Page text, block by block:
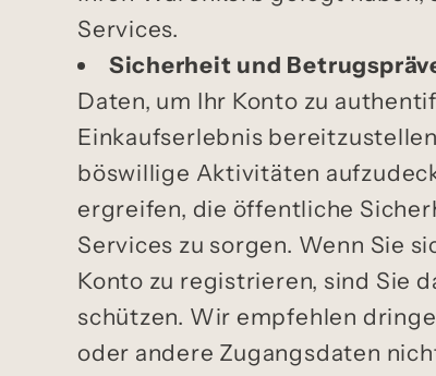
Services.
Sicherheit und
Daten, um Ihr Konto zu
Einkaufserlebnis
böswillige Aktivitäten
ergreifen, die öffentliche
Services zu sorgen. Wenn Sie
Konto zu registrieren, sind Sie
schützen. Wir empfehlen
oder andere Zugangsdaten